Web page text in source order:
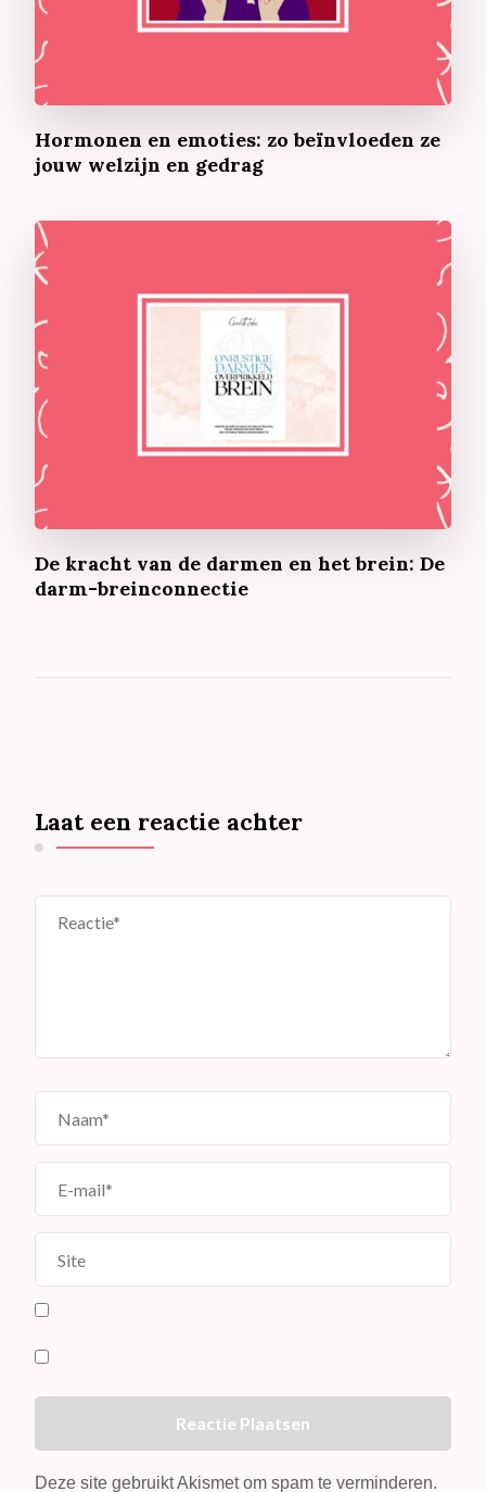
Hormonen en emoties: zo beïnvloeden ze
jouw welzijn en gedrag
De kracht van de darmen en het brein: De
darm-breinconnectie
Laat een reactie achter
Deze site gebruikt Akismet om spam te verminderen.